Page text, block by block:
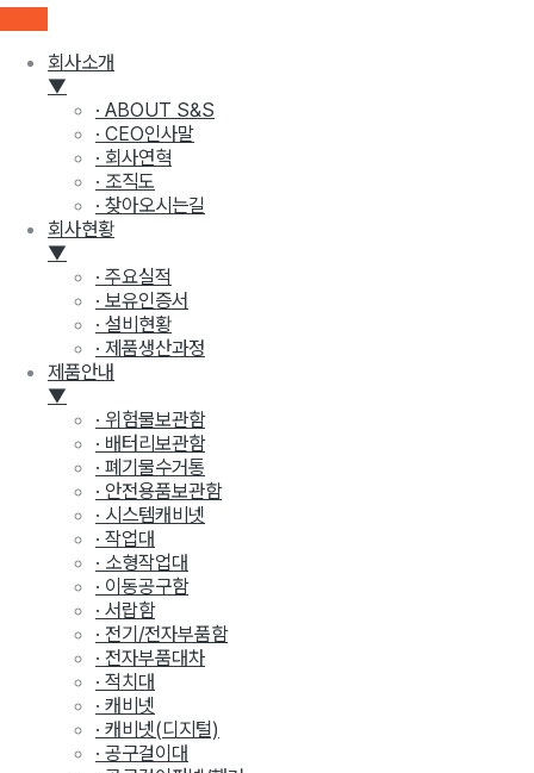
회사소개
▼
· ABOUT S&S
· CEO인사말
· 회사연혁
· 조직도
· 찾아오시는길
회사현황
▼
· 주요실적
· 보유인증서
· 설비현황
· 제품생산과정
제품안내
▼
· 위험물보관함
· 배터리보관함
· 폐기물수거통
· 안전용품보관함
· 시스템캐비넷
· 작업대
· 소형작업대
· 이동공구함
· 서랍함
· 전기/전자부품함
· 전자부품대차
· 적치대
· 캐비넷
· 캐비넷(디지털)
· 공구걸이대